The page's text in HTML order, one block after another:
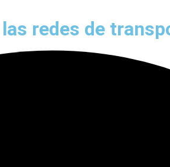
redes de